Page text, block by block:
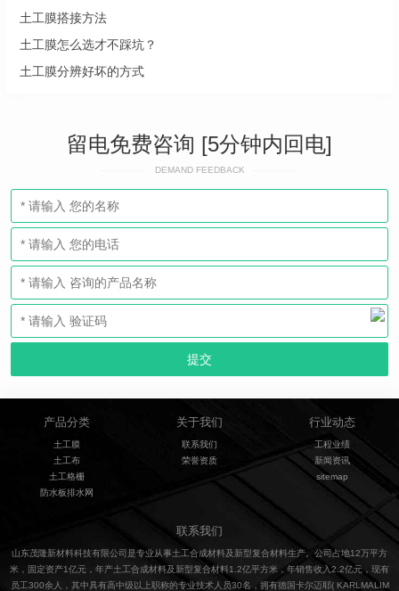
土工膜搭接方法
土工膜怎么选才不踩坑？
土工膜分辨好坏的方式
留电免费咨询 [5分钟内回电]
DEMAND FEEDBACK
产品分类
土工膜
土工布
土工格栅
防水板排水网
关于我们
联系我们
荣誉资质
行业动态
工程业绩
新闻资讯
sitemap
联系我们
山东茂隆新材料科技有限公司是专业从事土工合成材料及新型复合材料生产。公司占地12万平方
米，固定资产1亿元，年产土工合成材料及新型复合材料1.2亿平方米，年销售收入2.2亿元，现有
员工300余人，其中具有高中级以上职称的专业技术人员30名，拥有德国卡尔迈耶( KARLMALIM